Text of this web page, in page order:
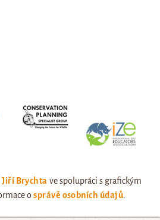
Jiří Brychta ve spolupráci s grafickým
osprávě osobních údajů